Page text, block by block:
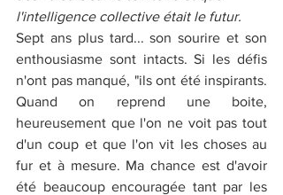
l'intelligence collective était le futur.
Sept ans plus tard... son sourire et son
enthousiasme sont intacts. Si les défis
n'ont pas manqué, "ils ont été inspirants.
Quand on reprend une boite,
heureusement que l'on ne voit pas tout
d'un coup et que l'on vit les choses au
fur et à mesure. Ma chance est d'avoir
été beaucoup encouragée tant par les